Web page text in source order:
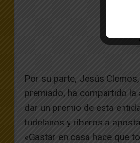
Por su parte, Jesús
premiado, ha compartido la
dar un premio de esta
tudelanos y riberos a
«Gastar en casa hace que